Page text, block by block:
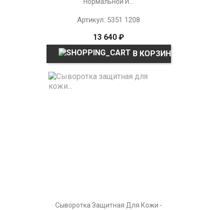
Артикул: 5351 1208
13 640 ₽
В КОРЗИНУ
Сыворотка Защитная Для Кожи -